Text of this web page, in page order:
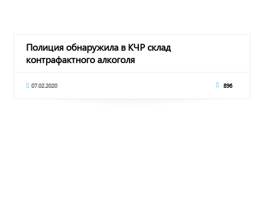
Полиция обнаружила в КЧР склад
контрафактного алкоголя
07.02.2020 896